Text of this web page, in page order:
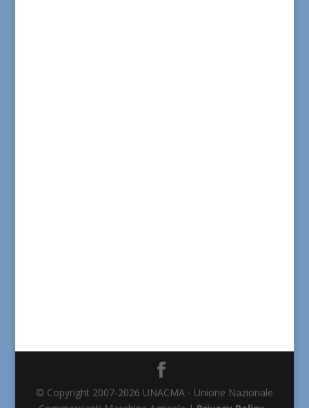
© Copyright 2007-2026 UNACMA - Unione Nazionale